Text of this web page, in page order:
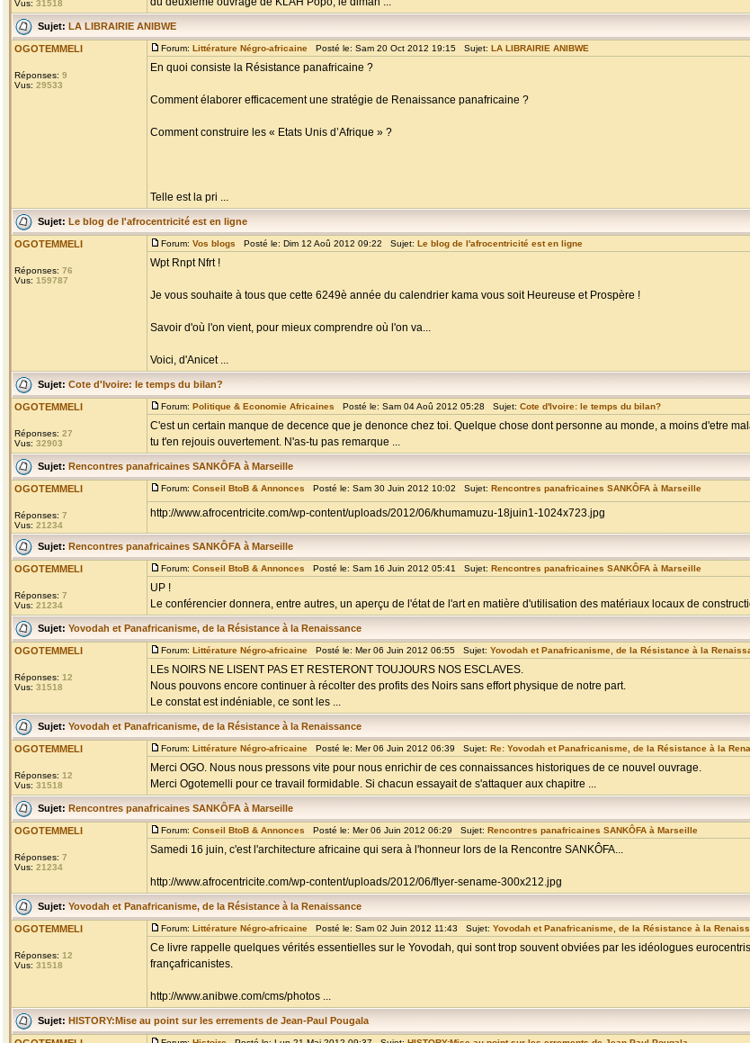
Vus: 31518
Sujet: LA LIBRAIRIE ANIBWE
OGOTEMMELI
Réponses: 9
Vus: 29533
Forum: Littérature Négro-africaine Posté le: Sam 20 Oct 2012 19:15 Sujet: LA LIBRAIRIE ANIBWE
En quoi consiste la Résistance panafricaine ?
Comment élaborer efficacement une stratégie de Renaissance panafricaine ?
Comment construire les « Etats Unis d’Afrique » ?
Telle est la pri ...
Sujet: Le blog de l'afrocentricité est en ligne
OGOTEMMELI
Réponses: 76
Vus: 159787
Forum: Vos blogs Posté le: Dim 12 Aoû 2012 09:22 Sujet: Le blog de l'afrocentricité est en ligne
Wpt Rnpt Nfrt !
Je vous souhaite à tous que cette 6249è année du calendrier kama vous soit Heureuse et Prospère !
Savoir d'où l'on vient, pour mieux comprendre où l'on va...
Voici, d'Anicet ...
Sujet: Cote d'Ivoire: le temps du bilan?
OGOTEMMELI
Réponses: 27
Vus: 32903
Forum: Politique & Economie Africaines Posté le: Sam 04 Aoû 2012 05:28 Sujet: Cote d'Ivoire: le temps du bilan?
C'est un certain manque de decence que je denonce chez toi. Quelque chose dont personne au monde, a moins d'etre
tu t'en rejouis ouvertement. N'as-tu pas remarque ...
Sujet: Rencontres panafricaines SANKÔFA à Marseille
OGOTEMMELI
Réponses: 7
Vus: 21234
Forum: Conseil BtoB & Annonces Posté le: Sam 30 Juin 2012 10:02 Sujet: Rencontres panafricaines SANKÔFA à Marseille
http://www.afrocentricite.com/wp-content/uploads/2012/06/khumamuzu-18juin1-1024x723.jpg
Sujet: Rencontres panafricaines SANKÔFA à Marseille
OGOTEMMELI
Réponses: 7
Vus: 21234
Forum: Conseil BtoB & Annonces Posté le: Sam 16 Juin 2012 05:41 Sujet: Rencontres panafricaines SANKÔFA à Marseille
UP !
Le conférencier donnera, entre autres, un aperçu de l'état de l'art en matière d'utilisation des matériaux locaux de
Sujet: Yovodah et Panafricanisme, de la Résistance à la Renaissance
OGOTEMMELI
Réponses: 12
Vus: 31518
Forum: Littérature Négro-africaine Posté le: Mer 06 Juin 2012 06:55 Sujet: Yovodah et Panafricanisme, de la Résistance à la
LEs NOIRS NE LISENT PAS ET RESTERONT TOUJOURS NOS ESCLAVES.
Nous pouvons encore continuer à récolter des profits des Noirs sans effort physique de notre part.
Le constat est indéniable, ce sont les ...
Sujet: Yovodah et Panafricanisme, de la Résistance à la Renaissance
OGOTEMMELI
Réponses: 12
Vus: 31518
Forum: Littérature Négro-africaine Posté le: Mer 06 Juin 2012 06:39 Sujet: Re: Yovodah et Panafricanisme, de la Résistance à la
Merci OGO. Nous nous pressons vite pour nous enrichir de ces connaissances historiques de ce nouvel ouvrage.
Merci Ogotemelli pour ce travail formidable. Si chacun essayait de s'attaquer aux chapitre ...
Sujet: Rencontres panafricaines SANKÔFA à Marseille
OGOTEMMELI
Réponses: 7
Vus: 21234
Forum: Conseil BtoB & Annonces Posté le: Mer 06 Juin 2012 06:29 Sujet: Rencontres panafricaines SANKÔFA à Marseille
Samedi 16 juin, c'est l'architecture africaine qui sera à l'honneur lors de la Rencontre SANKÔFA...
http://www.afrocentricite.com/wp-content/uploads/2012/06/flyer-sename-300x212.jpg
Sujet: Yovodah et Panafricanisme, de la Résistance à la Renaissance
OGOTEMMELI
Réponses: 12
Vus: 31518
Forum: Littérature Négro-africaine Posté le: Sam 02 Juin 2012 11:43 Sujet: Yovodah et Panafricanisme, de la Résistance à la
Ce livre rappelle quelques vérités essentielles sur le Yovodah, qui sont trop souvent obviées par les idéologues
françafricanistes.
http://www.anibwe.com/cms/photos ...
Sujet: HISTORY:Mise au point sur les errements de Jean-Paul Pougala